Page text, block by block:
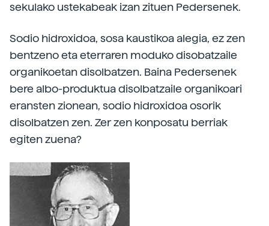
sekulako ustekabeak izan zituen Pedersenek.
Sodio hidroxidoa, sosa kaustikoa alegia, ez zen
bentzeno eta eterraren moduko disobatzaile
organikoetan disolbatzen. Baina Pedersenek
bere albo-produktua disolbatzaile organikoari
eransten zionean, sodio hidroxidoa osorik
disolbatzen zen. Zer zen konposatu berriak
egiten zuena?